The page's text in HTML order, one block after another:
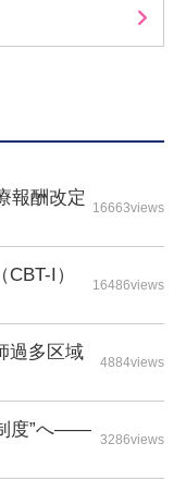
報酬改定
16663views
I）
16486views
過多区域
4884views
度”へ―― 3286views